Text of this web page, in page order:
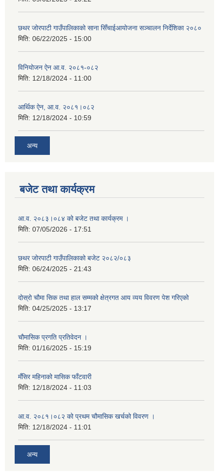
छथर जोरपाटी गाउँपालिकाको साना सिँचाईआयोजना सञ्चालन निर्देशिका २०८०
मिति: 06/22/2025 - 15:00
विनियोजन ऐन आ.व. २०८१-०८२
मिति: 12/18/2024 - 11:00
आर्थिक ऐन, आ.व. २०८१।०८२
मिति: 12/18/2024 - 10:59
अन्य
बजेट तथा कार्यक्रम
आ.व. २०८३।०८४ को बजेट तथा कार्यक्रम ।
मिति: 07/05/2026 - 17:51
छथर जोरपाटी गाउँपालिकाको बजेट २०८२/०८३
मिति: 06/24/2025 - 21:43
दोस्रो चौमा सिक तथा हाल सम्मको क्षेत्रगत आय व्यय विवरण पेश गरिएको
मिति: 04/25/2025 - 13:17
चौमासिक प्रगति प्रतिवेदन ।
मिति: 01/16/2025 - 15:19
मँसिर महिनाको मासिक फाँटवारी
मिति: 12/18/2024 - 11:03
आ.व. २०८१।०८२ को प्रथम चौमासिक खर्चको विवरण ।
मिति: 12/18/2024 - 11:01
अन्य